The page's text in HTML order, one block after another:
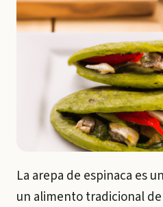
La arepa de espinaca es
un alimento tradicional